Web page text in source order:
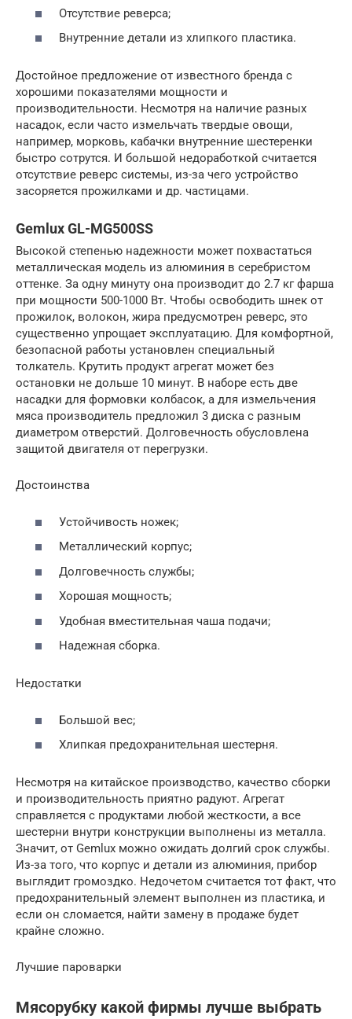
Отсутствие реверса;
Внутренние детали из хлипкого пластика.
Достойное предложение от известного бренда с
хорошими показателями мощности и
производительности. Несмотря на наличие разных
насадок, если часто измельчать твердые овощи,
например, морковь, кабачки внутренние шестеренки
быстро сотрутся. И большой недоработкой считается
отсутствие реверс системы, из-за чего устройство
засоряется прожилками и др. частицами.
Gemlux GL-MG500SS
Высокой степенью надежности может похвастаться
металлическая модель из алюминия в серебристом
оттенке. За одну минуту она производит до 2.7 кг фарша
при мощности 500-1000 Вт. Чтобы освободить шнек от
прожилок, волокон, жира предусмотрен реверс, это
существенно упрощает эксплуатацию. Для комфортной,
безопасной работы установлен специальный
толкатель. Крутить продукт агрегат может без
остановки не дольше 10 минут. В наборе есть две
насадки для формовки колбасок, а для измельчения
мяса производитель предложил 3 диска с разным
диаметром отверстий. Долговечность обусловлена
защитой двигателя от перегрузки.
Достоинства
Устойчивость ножек;
Металлический корпус;
Долговечность службы;
Хорошая мощность;
Удобная вместительная чаша подачи;
Надежная сборка.
Недостатки
Большой вес;
Хлипкая предохранительная шестерня.
Несмотря на китайское производство, качество сборки
и производительность приятно радуют. Агрегат
справляется с продуктами любой жесткости, а все
шестерни внутри конструкции выполнены из металла.
Значит, от Gemlux можно ожидать долгий срок службы.
Из-за того, что корпус и детали из алюминия, прибор
выглядит громоздко. Недочетом считается тот факт, что
предохранительный элемент выполнен из пластика, и
если он сломается, найти замену в продаже будет
крайне сложно.
Лучшие пароварки
Мясорубку какой фирмы лучше выбрать